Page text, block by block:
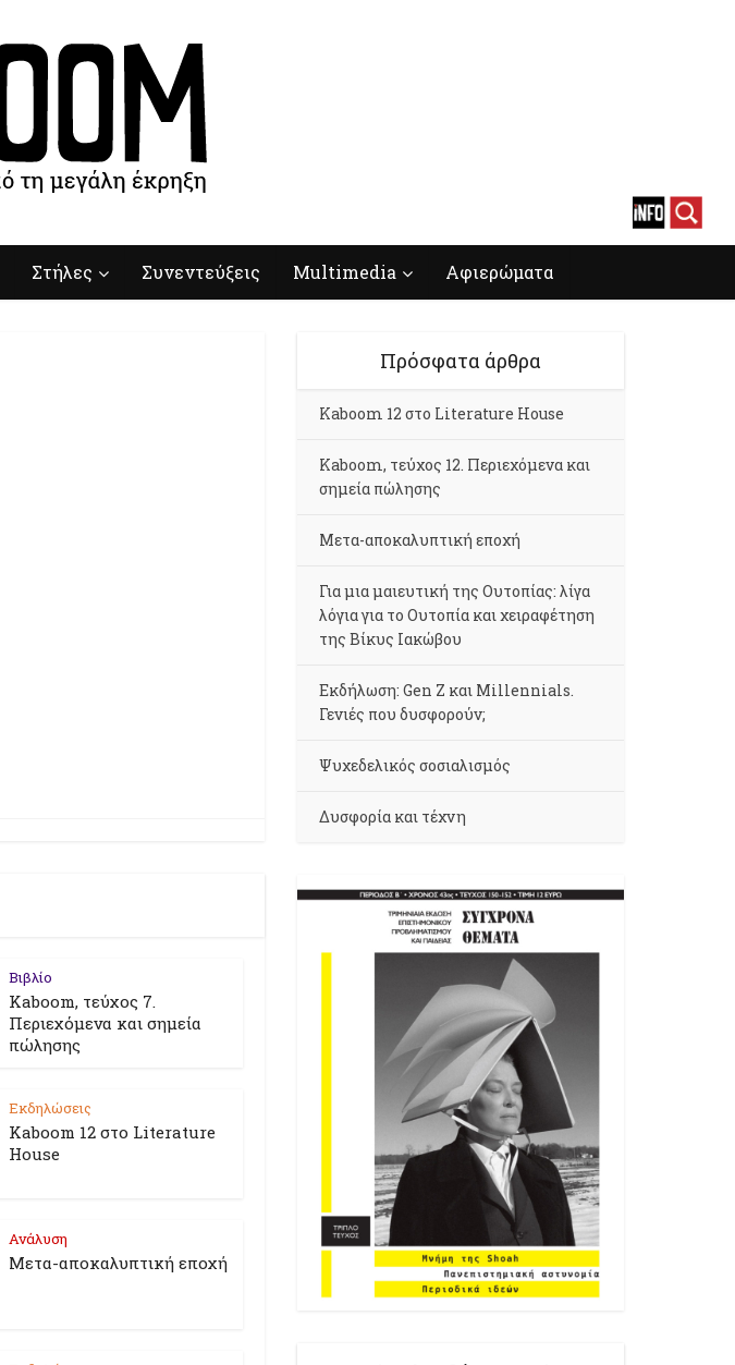
Στήλες Συνεντεύξεις Multimedia Αφιερώματα
Βιβλίο
Kaboom, τεύχος 7.
Περιεχόμενα και σημεία
πώλησης
Εκδηλώσεις
Kaboom 12 στο Literature
House
Ανάλυση
Μετα-αποκαλυπτική εποχή
Πρόσφατα άρθρα
Kaboom 12 στο Literature House
Kaboom, τεύχος 12. Περιεχόμενα και
σημεία πώλησης
Μετα-αποκαλυπτική εποχή
Για μια μαιευτική της Ουτοπίας: λίγα
λόγια για το Ουτοπία και χειραφέτηση
της Βίκυς Ιακώβου
Εκδήλωση: Gen Z και Millennials.
Γενιές που δυσφορούν;
Ψυχεδελικός σοσιαλισμός
Δυσφορία και τέχνη